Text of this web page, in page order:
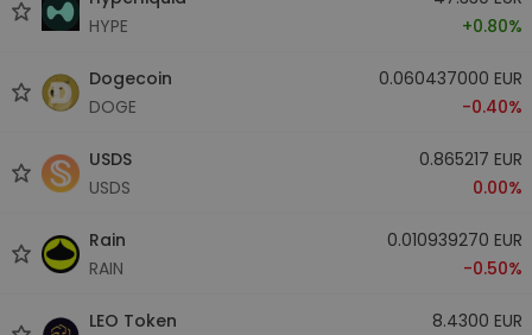
HYPE
+0.80%
Dogecoin
DOGE
0.060437000 EUR
-0.40%
USDS
USDS
0.865217 EUR
0.00%
Rain
RAIN
0.010939270 EUR
-0.50%
LEO Token
8.4300 EUR